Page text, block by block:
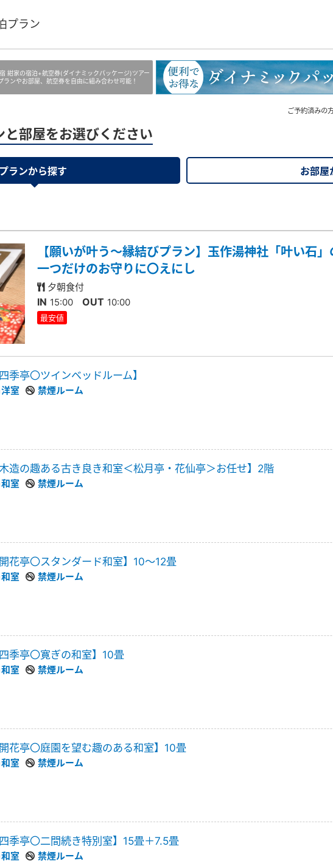
プラン
紺家の宿泊+航空券(ダイナミックパッケージ)ツアー
ランやお部屋、航空券を自由に組み合わせ可能！
ご予約済みの
と部屋をお選びください
プランから探す お部屋
【願いが叶う〜縁結びプラン】玉作湯神社「叶い石
一つだけのお守りに〇えにし
夕朝食付
IN 15:00 OUT 10:00
最安値
四季亭〇ツインベッドルーム】
洋室 禁煙ルーム
木造の趣ある古き良き和室＜松月亭・花仙亭＞お任せ】2階
和室 禁煙ルーム
開花亭〇スタンダード和室】10〜12畳
和室 禁煙ルーム
四季亭〇寛ぎの和室】10畳
和室 禁煙ルーム
開花亭〇庭園を望む趣のある和室】10畳
和室 禁煙ルーム
四季亭〇二間続き特別室】15畳＋7.5畳
和室 禁煙ルーム